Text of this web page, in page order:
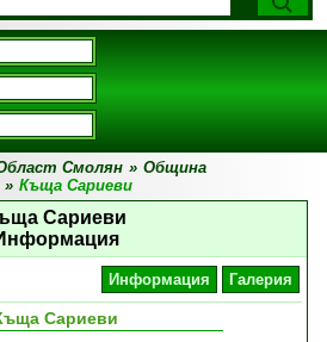
Смолян » Община
» Къща Сариеви
Сариеви
Информация Галерия
Сариеви